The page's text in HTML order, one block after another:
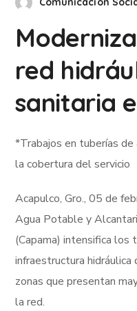
red
sanitaria
*Trabajos en tuberías
la cobertura del servicio
Acapulco, Gro., 05 de
Agua Potable y
(Capama) intensifica los
infraestructura hidráulica
zonas que presentan
la red.